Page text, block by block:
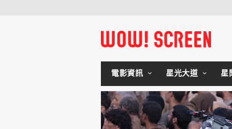
電影資訊 星光大道 星